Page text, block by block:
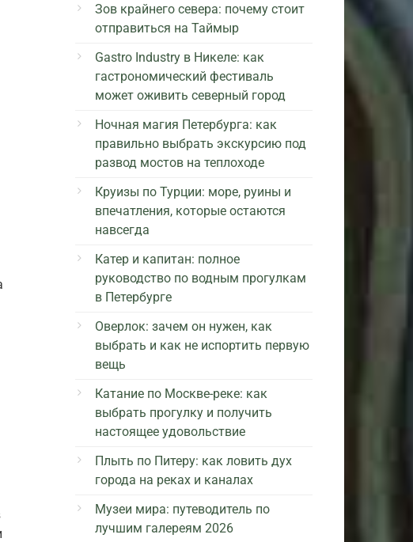
Зов крайнего севера: почему стоит
отправиться на Таймыр
Gastro Industry в Никеле: как
гастрономический фестиваль
может оживить северный город
Ночная магия Петербурга: как
правильно выбрать экскурсию под
развод мостов на теплоходе
Круизы по Турции: море, руины и
впечатления, которые остаются
навсегда
Катер и капитан: полное
руководство по водным прогулкам
в Петербурге
Оверлок: зачем он нужен, как
выбрать и как не испортить первую
вещь
Катание по Москве-реке: как
выбрать прогулку и получить
настоящее удовольствие
Плыть по Питеру: как ловить дух
города на реках и каналах
Музеи мира: путеводитель по
лучшим галереям 2026